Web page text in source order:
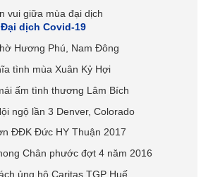
Đại dịch Covid-19